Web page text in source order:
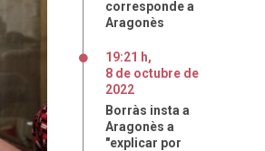
corresponde a
Aragonès
19:21 h,
8 de octubre de
2022
Borràs insta a
Aragonès a
"explicar por